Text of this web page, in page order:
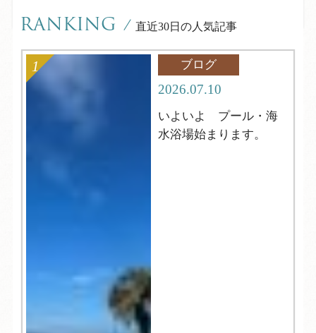
RANKING / 直近30日の人気記事
ブログ
2026.07.10
いよいよ プール・海
水浴場始まります。